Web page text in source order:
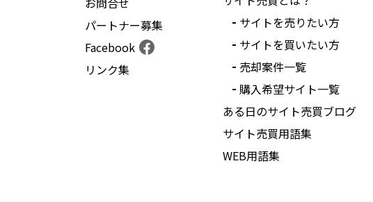
パートナー募集
Facebook
リンク集
サイトを売りたい方
サイトを買いたい方
売却案件一覧
購入希望サイト一覧
ある日のサイト売買ブログ
サイト売買用語集
WEB用語集